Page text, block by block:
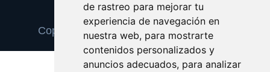
de rastreo para mejorar tu
experiencia de navegación en
nuestra web, para mostrarte
contenidos personalizados y
anuncios adecuados, para analizar
Update cookies preferences
Copyright © 2025 marketofdomains.com